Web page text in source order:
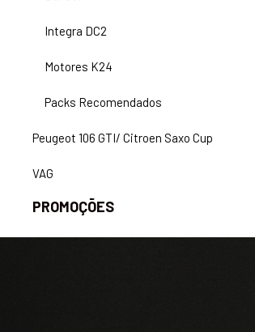
Integra DC2
Motores K24
Packs Recomendados
Peugeot 106 GTI/ Citroen Saxo Cup
VAG
PROMOÇÕES